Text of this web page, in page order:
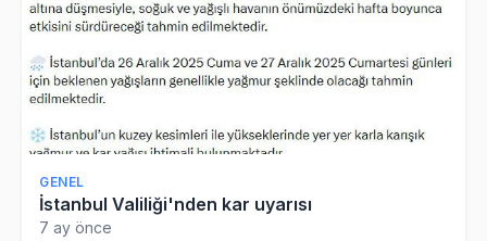
GENEL
İstanbul Valiliği'nden kar uyarısı
7 ay önce